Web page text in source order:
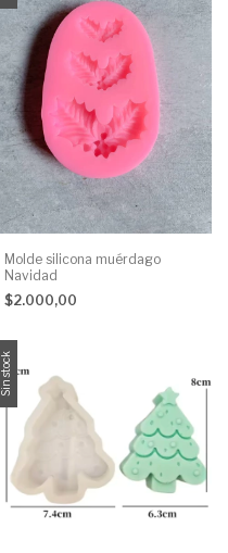
Molde silicona muérdago
Navidad
$2.000,00
Sin stock